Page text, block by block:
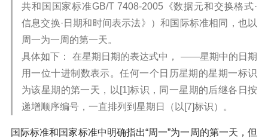
共和国国家标准GB/T 7408-2005《数据元和交换格式·
信息交换·日期和时间表示法》）和国际标准相同，也以
周一为一周的第一天。
具体如下： 在星期日期的表达式中， ——星期中的日期
用一位十进制数表示。任何一个日历星期的星期一标识
为该星期的第一天，以[1]标识，同一星期的后继各日按
递增顺序编号，一直排列到星期日（以[7]标识）。
国际标准和国家标准中明确指出“周一”为一周的第一天，但